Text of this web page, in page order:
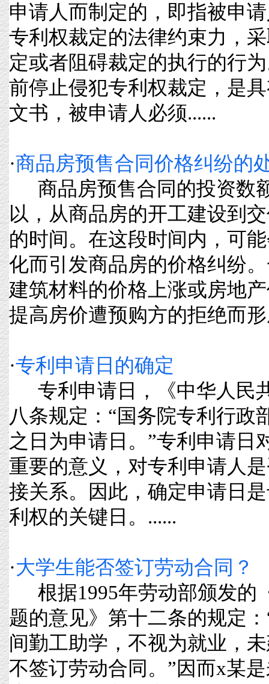
申请人而制定的，即指被申
专利权裁定的法律约束力，
定或者阻碍裁定的执行的行
前停止侵犯专利权裁定，是
文书，被申请人必须......
·商品房预售合同价格纠纷的
商品房预售合同的投资数
以，从商品房的开工建设到
的时间。在这段时间内，可
化而引发商品房的价格纠纷
建筑材料的价格上涨或房地
提高房价遭预购方的拒绝而
·专利申请日的确定
专利申请日，《中华人民
八条规定：“国务院专利行政
之日为申请日。”专利申请日
重要的意义，对专利申请人
接关系。因此，确定申请日
利权的关键日。......
·大学生能否签订劳动合同？
根据1995年劳动部颁发的
题的意见》第十二条的规定
间勤工助学，不视为就业，
不签订劳动合同。”因而x某